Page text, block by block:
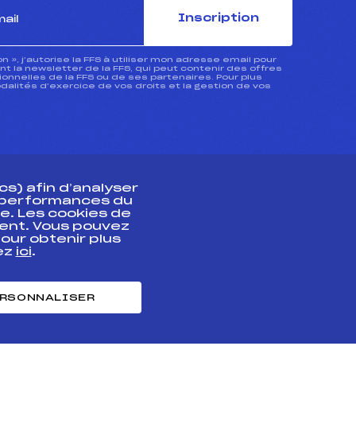
Inscription
», j’autorise la FFS à utiliser mon adresse email pour
la newsletter de la FFS, qui peut contenir des offres
de la FFS ou de ses partenaires. Pour plus
d’exercice de vos droits et la gestion de vos
professionnel
afin d’analyser
du
Les cookies de
Vous pouvez
obtenir plus
ici.